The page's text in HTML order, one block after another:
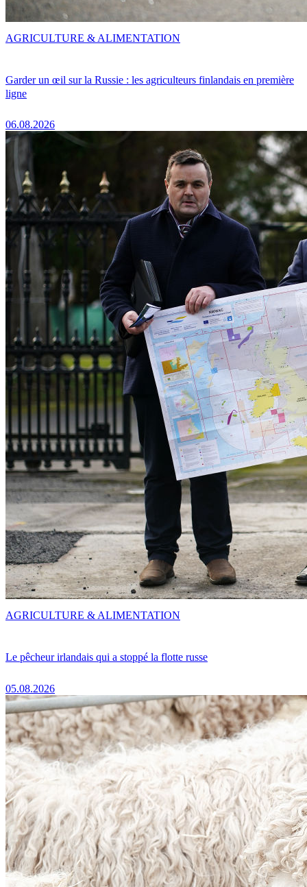
Garder un œil sur la Russie : les agriculteurs finlandais en première
ligne
06.08.2026
AGRICULTURE & ALIMENTATION
Le pêcheur irlandais qui a stoppé la flotte russe
05.08.2026
AGRICULTURE & ALIMENTATION